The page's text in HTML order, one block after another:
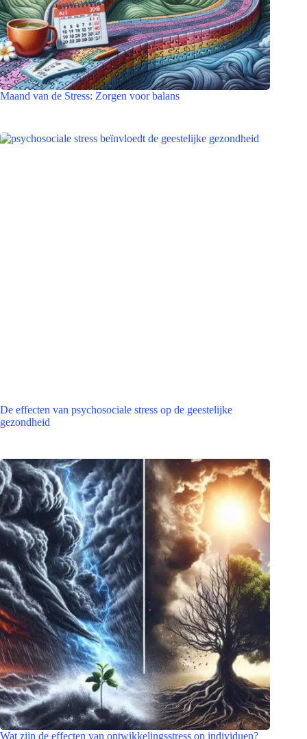
Maand van de Stress: Zorgen voor balans
De effecten van psychosociale stress op de geestelijke
gezondheid
Wat zijn de effecten van ontwikkelingsstress op individuen?